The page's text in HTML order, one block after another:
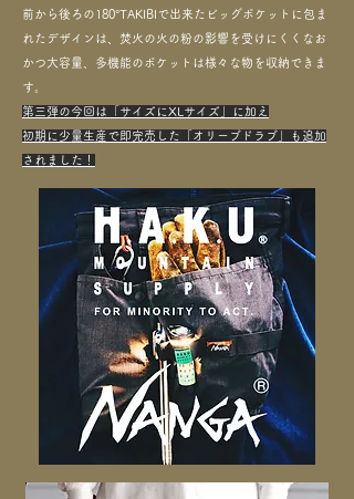
前から後ろの180°TAKIBIで出来たビッグポケットに包ま
れたデザインは、焚火の火の粉の影響を受けにくく​なお
かつ大容量、多機能のポケットは様々な物を収納できま
す。
第三弾の今回は「サイズにXLサイズ」に加え
初期に少量生産で即完売した「オリーブドラブ」も追加
されました！